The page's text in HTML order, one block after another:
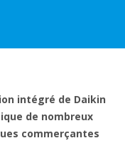
intégré de Daikin
de nombreux
commerçantes